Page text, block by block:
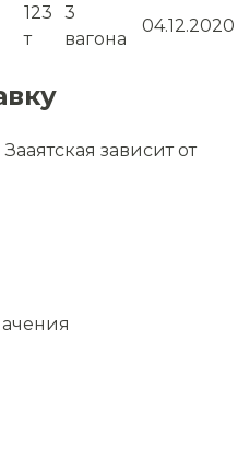
123
т
3
вагона
04.12.2020
зависит от